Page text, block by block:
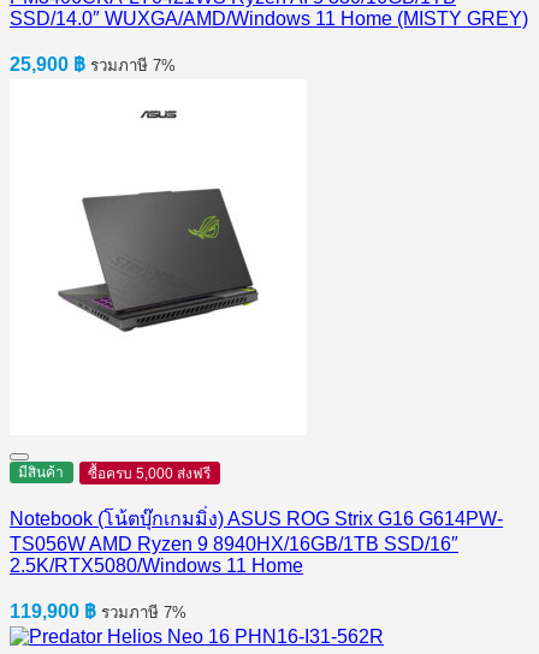
SSD/14.0″ WUXGA/AMD/Windows 11 Home (MISTY GREY)
25,900 ฿ รวมภาษี 7%
มีสินค้า ซื้อครบ 5,000 ส่งฟรี
Notebook (โน้ตบุ๊กเกมมิ่ง) ASUS ROG Strix G16 G614PW-
TS056W AMD Ryzen 9 8940HX/16GB/1TB SSD/16″
2.5K/RTX5080/Windows 11 Home
119,900 ฿ รวมภาษี 7%